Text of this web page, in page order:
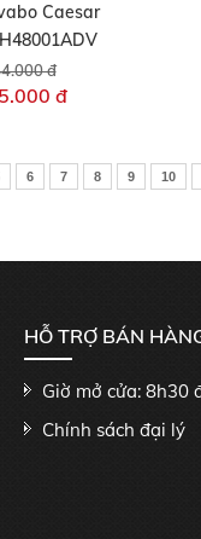
Caesar
đ
đ
6 7 8 9 10
HỖ TRỢ BÁN
Giờ mở cửa: 8h30
Chính sách đại lý